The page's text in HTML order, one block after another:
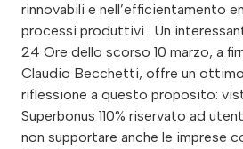
rinnovabili e nell’efficientamento
processi produttivi . Un
24 Ore dello scorso 10 marzo, a
Claudio Becchetti, offre un
riflessione a questo proposito:
Superbonus 110% riservato ad
non supportare anche le imprese